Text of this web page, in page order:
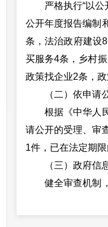
严格执行“以
公开年度报告编制
条，法治政府建设
买服务4条，乡村
政策找企业2条，
（二）依申请
根据《中华人
请公开的受理、审
1件，已在法定期
（三）政府信
健全审查机制
信息，确保不侵犯